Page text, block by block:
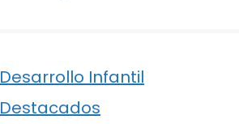
Desarrollo Infantil
Destacados